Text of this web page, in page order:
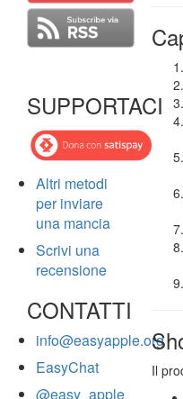
SUPPORTACI
Altri metodi
per inviare
una mancia
Scrivi una
recensione
CONTATTI
info@easyapple.org
EasyChat
@easy_apple
Il